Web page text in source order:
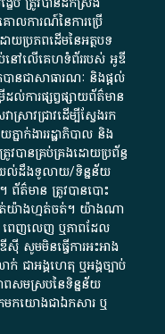
លការណ៍​នៃ​ការ​ប្រើ
យ​ប្រភពដើម​នៃ​​អត្ថបទ
ប់​នៅ​លើ​គេហទំព័រ​របស់​ អូ​ឌី​
ានជា​សាធារណៈ​ និង​ផ្តល់​
ការ​ផ្សព្វផ្សាយ​ព័ត៌មាន​
រាវជ្រាវ​ដើម្បី​ស្វែងរក
ាក់ងារ​រដ្ឋាភិបាល​ និង
វ​បាន​គ្រប់គ្រង​ដោយ​ប្រព័ន្ធ​
យល់​ដឹង​ទូលាយ​/​ទិន្នន័យ​
មាន​ ត្រូវ​បាន​បោះ
ាត់​យ៉ាង​ហ្មត់ចត់​។​ យ៉ាងណា​
ពេញលេញ​ ឬ​ភាព​ដែល​
ស៊ី​ សូម​មិន​ធ្វើការ​អះអាង​
ក់​ ជា​អង្គហេតុ​ ឬ​អង្គច្បាប់​
ព​សម​ស្រប​នៃ​ទិន្នន័យ​
មក​យោង​ជា​ឯកសារ​ ឬ​